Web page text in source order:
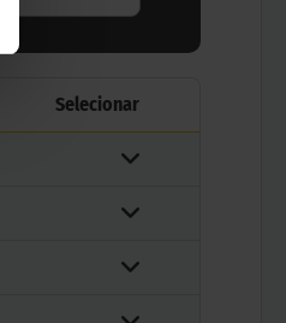
Selecionar